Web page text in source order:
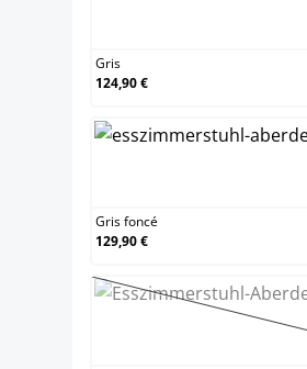
Gris
124,90 €
Gris foncé
129,90 €